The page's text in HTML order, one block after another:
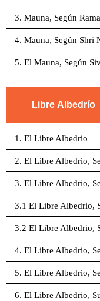
3. Mauna, Según
4. Mauna, Según Shri
5. El Mauna, Según
Libre Albedrío
1. El Libre Albedrio
2. El Libre Albedrio,
3. El Libre Albedrio,
3.1 El Libre Albedrio,
3.2 El Libre Albedrio,
4. El Libre Albedrio,
5. El Libre Albedrio,
6. El Libre Albedrio,